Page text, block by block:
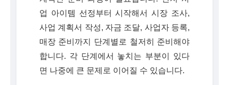
업 아이템 선정부터 시작해서 시장 조사,
사업 계획서 작성, 자금 조달, 사업자 등록,
매장 준비까지 단계별로 철저히 준비해야
합니다. 각 단계에서 놓치는 부분이 있다
면 나중에 큰 문제로 이어질 수 있습니다.